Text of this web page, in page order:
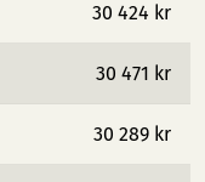
30 424 kr
30 471 kr
30 289 kr